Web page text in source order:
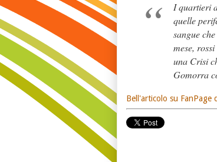
I quartieri
quelle
sangue
mese,
una Crisi
Gomorra
Bell'articolo su FanPage